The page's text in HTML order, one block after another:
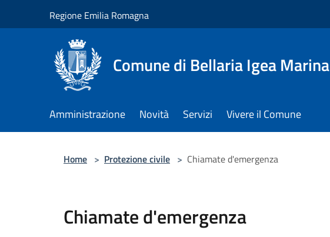
Regione Emilia Romagna
Comune di Bellaria Igea Marina
Amministrazione Novità Servizi Vivere il Comune
Home > Protezione civile > Chiamate d'emergenza
Chiamate d'emergenza